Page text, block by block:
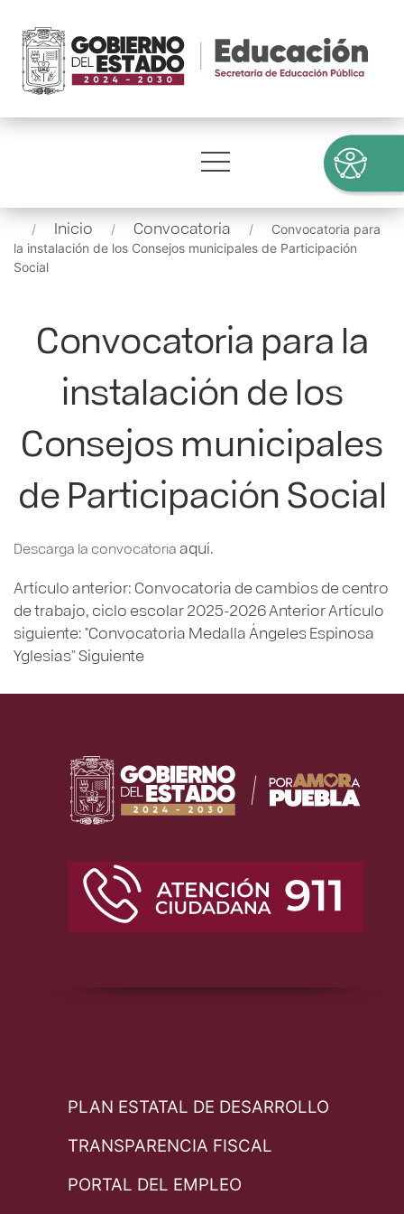
Inicio Convocatoria
Convocatoria para
la instalación de los Consejos municipales de Participación
Social
Convocatoria para la
instalación de los
Consejos municipales
de Participación Social
Descarga la convocatoriaaquí.
Artículo anterior: Convocatoria de cambios de centro
de trabajo, ciclo escolar 2025-2026AnteriorArtículo
siguiente: "Convocatoria Medalla Ángeles Espinosa
Yglesias”Siguiente
PLAN ESTATAL DE DESARROLLO
TRANSPARENCIA FISCAL
PORTAL DEL EMPLEO